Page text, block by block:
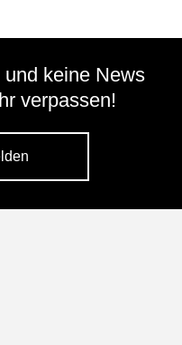
keine News
verpassen!